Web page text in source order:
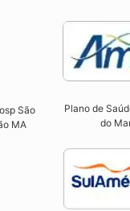
São
MA​
Plano de
do